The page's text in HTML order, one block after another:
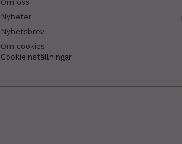
Om oss
Nyheter
Nyhetsbrev
Om cookies
Cookieinställningar